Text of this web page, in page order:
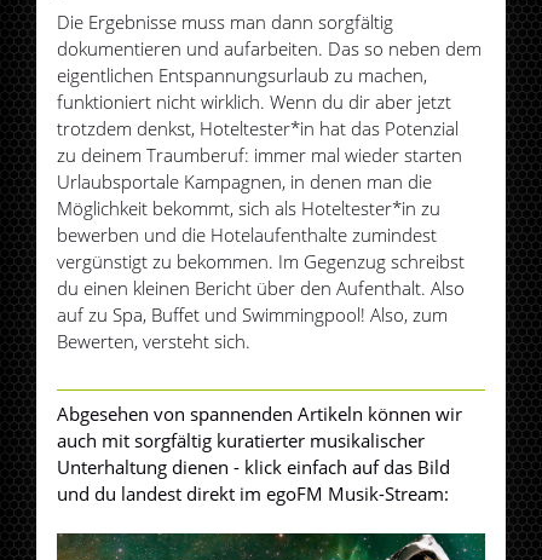
Die Ergebnisse muss man dann sorgfältig
dokumentieren und aufarbeiten. Das so neben dem
eigentlichen Entspannungsurlaub zu machen,
funktioniert nicht wirklich. Wenn du dir aber jetzt
trotzdem denkst, Hoteltester*in hat das Potenzial
zu deinem Traumberuf: immer mal wieder starten
Urlaubsportale Kampagnen, in denen man die
Möglichkeit bekommt, sich als Hoteltester*in zu
bewerben und die Hotelaufenthalte zumindest
vergünstigt zu bekommen. Im Gegenzug schreibst
du einen kleinen Bericht über den Aufenthalt. Also
auf zu Spa, Buffet und Swimmingpool! Also, zum
Bewerten, versteht sich.
Abgesehen von spannenden Artikeln können wir
auch mit sorgfältig kuratierter musikalischer
Unterhaltung dienen - klick einfach auf das Bild
und du landest direkt im egoFM Musik-Stream: